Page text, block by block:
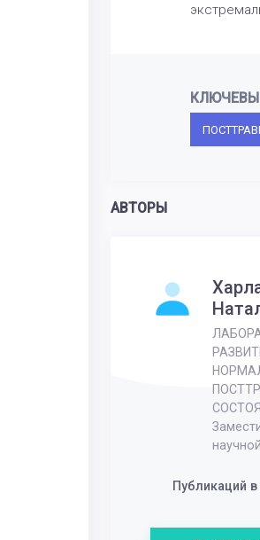
АВТОРЫ
Публикаций